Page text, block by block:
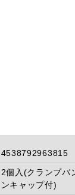
4538792963815
2個入(クランプバ
ンキャップ付)